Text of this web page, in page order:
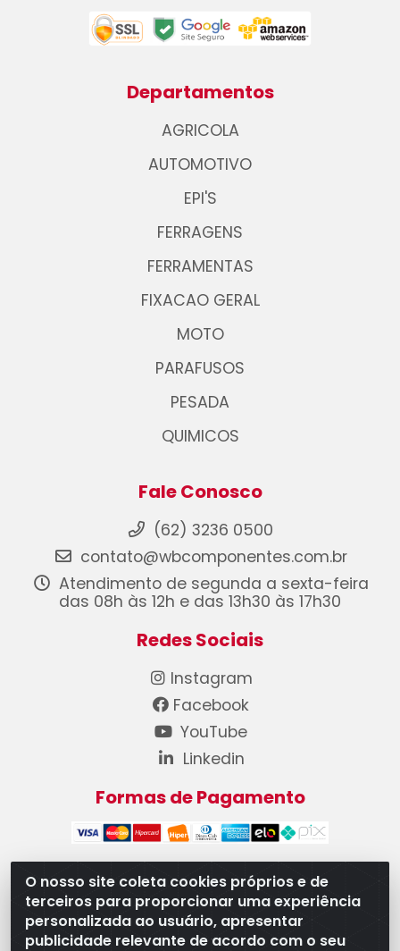
O nosso site coleta cookies próprios e de
terceiros para proporcionar uma experiência
personalizada ao usuário, apresentar
publicidade relevante de acordo com o seu
Departamentos
AGRICOLA
AUTOMOTIVO
EPI'S
FERRAGENS
FERRAMENTAS
FIXACAO GERAL
MOTO
PARAFUSOS
PESADA
QUIMICOS
Fale Conosco
(62) 3236 0500
contato@wbcomponentes.com.br
Atendimento de segunda a sexta-feira
das 08h às 12h e das 13h30 às 17h30
Redes Sociais
Instagram
Facebook
YouTube
Linkedin
Formas de Pagamento
WB Componentes Automotivos LTDA - CNPJ
08.528.393/0001-12 - Rua do Níquel, 667 - Parque
Oeste Industrial, Goiânia/GO - CEP 74375-660